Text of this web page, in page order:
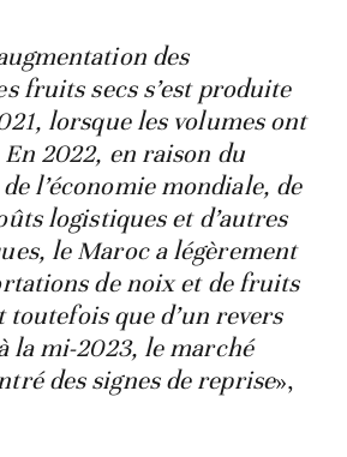
des
fruits secs s’est produite
lorsque les volumes ont
2022, en raison du
l’économie mondiale, de
logistiques et d’autres
le Maroc a légèrement
de noix et de fruits
toutefois que d’un revers
la mi-2023, le marché
des signes de reprise»,